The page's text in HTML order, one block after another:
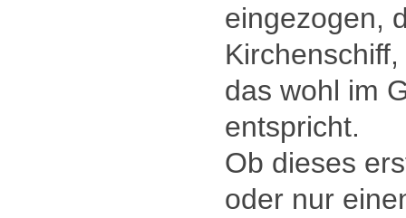
eingezogen,
Kirchenschiff,
das wohl im
entspricht.
Ob dieses
oder nur